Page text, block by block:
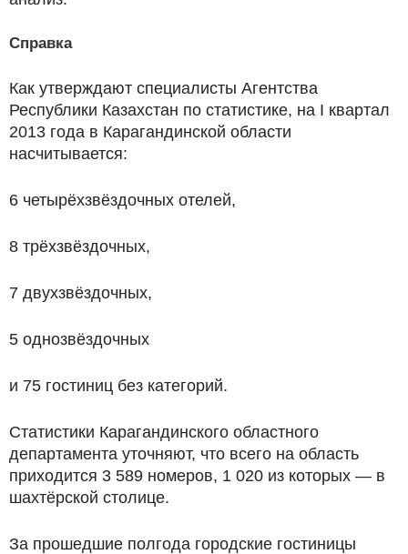
Справка
Как утверждают специалисты Агентства
Республики Казахстан по статистике, на I квартал
2013 года в Карагандинской области
насчитывается:
6 четырёхзвёздочных отелей,
8 трёхзвёздочных,
7 двухзвёздочных,
5 однозвёздочных
и 75 гостиниц без категорий.
Статистики Карагандинского областного
департамента уточняют, что всего на область
приходится 3 589 номеров, 1 020 из которых — в
шахтёрской столице.
За прошедшие полгода городские гостиницы